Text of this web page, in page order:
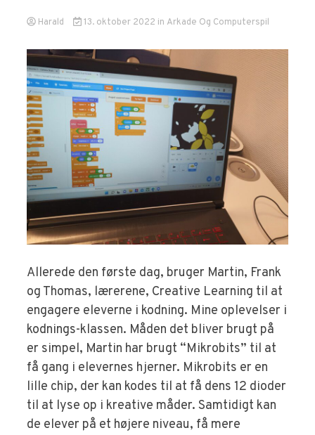
Harald 13. oktober 2022 in Arkade Og Computerspil
Allerede den første dag, bruger Martin, Frank
og Thomas, lærerene, Creative Learning til at
engagere eleverne i kodning. Mine oplevelser i
kodnings-klassen. Måden det bliver brugt på
er simpel, Martin har brugt “Mikrobits” til at
få gang i elevernes hjerner. Mikrobits er en
lille chip, der kan kodes til at få dens 12 dioder
til at lyse op i kreative måder. Samtidigt kan
de elever på et højere niveau, få mere